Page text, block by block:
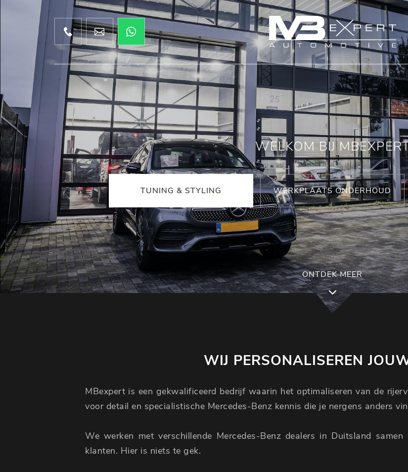
WELKOM BIJ
TUNING & STYLING WERKPLAATS ONDERHOUD
ONTDEK MEER
WIJ PERSONALISEREN
MBexpert is een gekwalificeerd bedrijf waarin het optimaliseren van de
voor detail en specialistische Mercedes-Benz kennis die je nergens anders
We werken met verschillende Mercedes-Benz dealers in Duitsland
klanten. Hier is niets te gek.